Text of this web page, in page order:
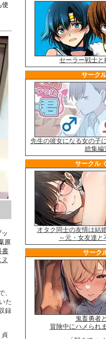
使
原
書
、
た
録
貞